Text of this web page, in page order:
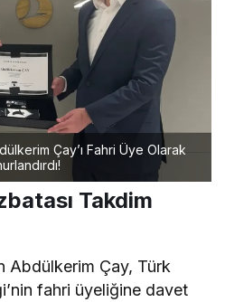
Çay’ı Fahri Üye Olarak
Takdim
Abdülkerim Çay, Türk
fahri üyeliğine davet